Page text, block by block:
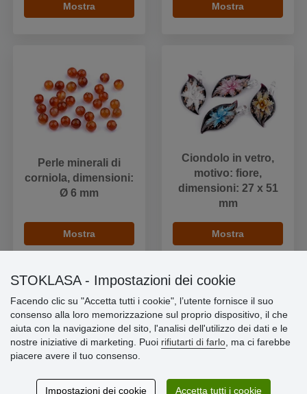
Mostra Mostra
Perle minerali di
corniola, dimensioni:
Ø 6 mm
Mostra
Ciondolo in vetro,
motivo: fiore,
dimensioni: 27 x 51
mm
Mostra
Informazioni importanti
» Impostazioni dei cookie
» Termini & Condizioni
» Consegna e pagamento
STOKLASA - Impostazioni dei cookie
Facendo clic su "Accetta tutti i cookie", l’utente fornisce il suo
consenso alla loro memorizzazione sul proprio dispositivo, il che
aiuta con la navigazione del sito, l'analisi dell'utilizzo dei dati e le
nostre iniziative di marketing. Puoi rifiutarti di farlo , ma ci farebbe
piacere avere il tuo consenso.
Impostazioni dei cookie Accetta tutti i cookie